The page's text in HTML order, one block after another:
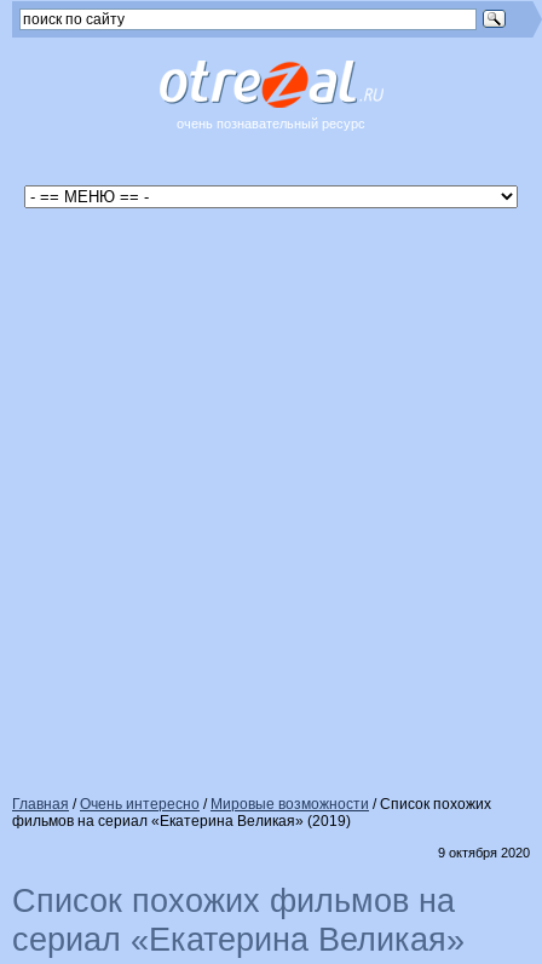
очень познавательный ресурс
Главная /Очень интересно / Мировые возможности /Список похожих
фильмов на сериал «Екатерина Великая» (2019)
9 октября 2020
Список похожих фильмов на
сериал «Екатерина Великая»